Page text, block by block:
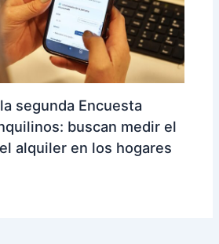
segunda Encuesta
buscan medir el
alquiler en los hogares